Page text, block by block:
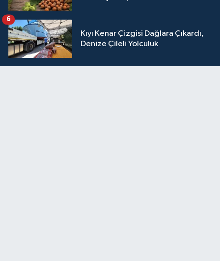
Kıyı Kenar Çizgisi Dağlara Çıkardı,
Denize Çileli Yolculuk
6